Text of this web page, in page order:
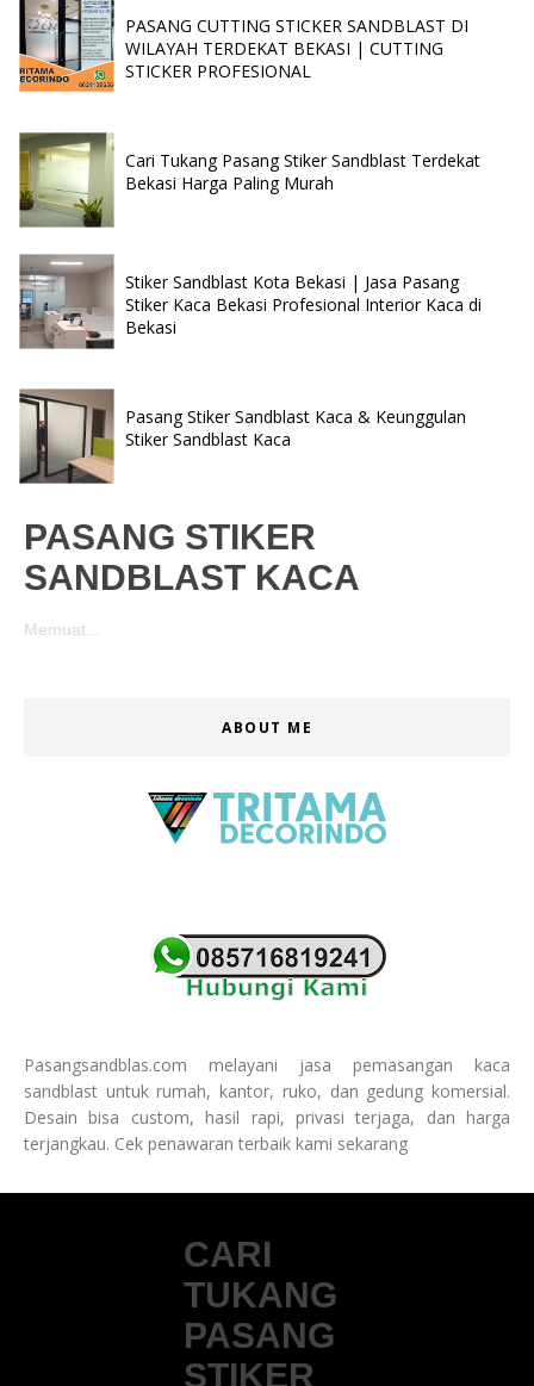
PASANG CUTTING STICKER SANDBLAST DI
WILAYAH TERDEKAT BEKASI | CUTTING
STICKER PROFESIONAL
Cari Tukang Pasang Stiker Sandblast Terdekat
Bekasi Harga Paling Murah
Stiker Sandblast Kota Bekasi | Jasa Pasang
Stiker Kaca Bekasi Profesional Interior Kaca di
Bekasi
Pasang Stiker Sandblast Kaca & Keunggulan
Stiker Sandblast Kaca
PASANG STIKER
SANDBLAST KACA
Memuat...
ABOUT ME
Pasangsandblas.com melayani jasa pemasangan kaca
sandblast untuk rumah, kantor, ruko, dan gedung komersial.
Desain bisa custom, hasil rapi, privasi terjaga, dan harga
terjangkau. Cek penawaran terbaik kami sekarang
CARI
TUKANG
PASANG
STIKER